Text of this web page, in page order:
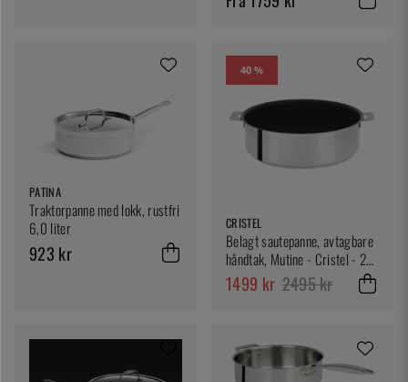
PATINA
Traktorpanne med lokk, rustfri
6,0 liter
923 kr
40 %
CRISTEL
Belagt sautepanne, avtagbare
håndtak, Mutine - Cristel - 26
cm
1499 kr 2495 kr